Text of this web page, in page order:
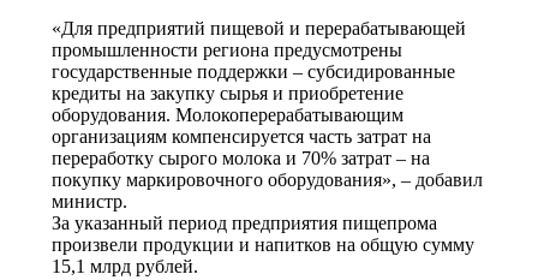
«Для предприятий пищевой и перерабатывающей
промышленности региона предусмотрены
государственные поддержки – субсидированные
кредиты на закупку сырья и приобретение
оборудования. Молокоперерабатывающим
организациям компенсируется часть затрат на
переработку сырого молока и 70% затрат – на
покупку маркировочного оборудования», – добавил
министр.
За указанный период предприятия пищепрома
произвели продукции и напитков на общую сумму
15,1 млрд рублей.